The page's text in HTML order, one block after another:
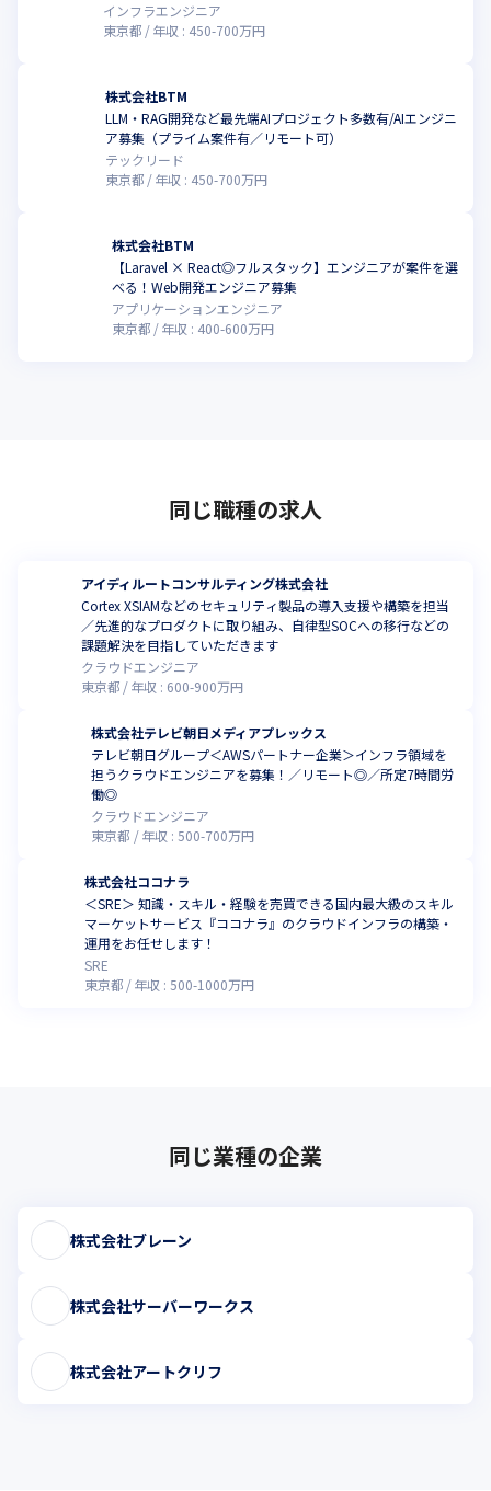
インフラエンジニア
東京都
年収 : 450-700万円
株式会社BTM
LLM・RAG開発など最先端AIプロジェクト多数有/AIエンジニ
ア募集（プライム案件有／リモート可）
テックリード
東京都
年収 : 450-700万円
株式会社BTM
【Laravel × React◎フルスタック】エンジニアが案件を選
べる！Web開発エンジニア募集
アプリケーションエンジニア
東京都
年収 : 400-600万円
同じ職種の求人
アイディルートコンサルティング株式会社
Cortex XSIAMなどのセキュリティ製品の導入支援や構築を担当
／先進的なプロダクトに取り組み、自律型SOCへの移行などの
課題解決を目指していただきます
クラウドエンジニア
東京都
年収 : 600-900万円
株式会社テレビ朝日メディアプレックス
テレビ朝日グループ＜AWSパートナー企業＞インフラ領域を
担うクラウドエンジニアを募集！／リモート◎／所定7時間労
働◎
クラウドエンジニア
東京都
年収 :500-700万円
株式会社ココナラ
＜SRE＞ 知識・スキル・経験を売買できる国内最大級のスキル
マーケットサービス『ココナラ』のクラウドインフラの構築・
運用をお任せします！
SRE
東京都
年収 :500-1000万円
同じ業種の企業
株式会社ブレーン
株式会社サーバーワークス
株式会社アートクリフ